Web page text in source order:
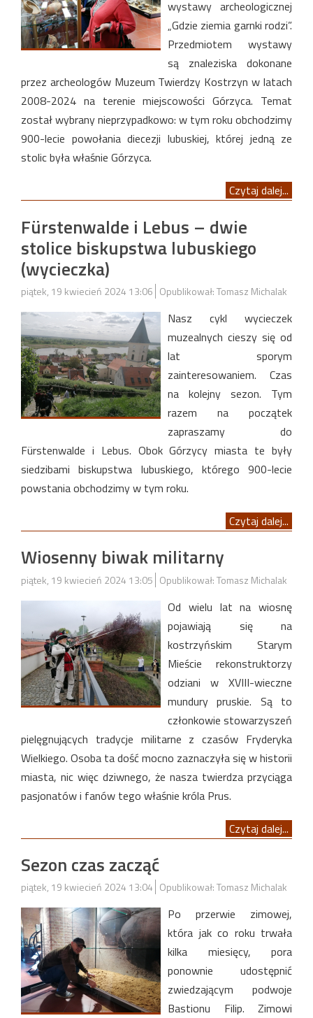
wystawy archeologicznej
„Gdzie ziemia garnki rodzi”.
Przedmiotem wystawy
są znaleziska dokonane
przez archeologów Muzeum Twierdzy Kostrzyn w latach
2008-2024 na terenie miejscowości Górzyca. Temat
został wybrany nieprzypadkowo: w tym roku obchodzimy
900-lecie powołania diecezji lubuskiej, której jedną ze
stolic była właśnie Górzyca.
Czytaj dalej...
Fürstenwalde i Lebus – dwie
stolice biskupstwa lubuskiego
(wycieczka)
piątek, 19 kwiecień 2024 13:06 Opublikował: Tomasz Michalak
Nasz cykl wycieczek
muzealnych cieszy się od
lat sporym
zainteresowaniem. Czas
na kolejny sezon. Tym
razem na początek
zapraszamy do
Fürstenwalde i Lebus. Obok Górzycy miasta te były
siedzibami biskupstwa lubuskiego, którego 900-lecie
powstania obchodzimy w tym roku.
Czytaj dalej...
Wiosenny biwak militarny
piątek, 19 kwiecień 2024 13:05 Opublikował: Tomasz Michalak
Od wielu lat na wiosnę
pojawiają się na
kostrzyńskim Starym
Mieście rekonstruktorzy
odziani w XVIII-wieczne
mundury pruskie. Są to
członkowie stowarzyszeń
pielęgnujących tradycje militarne z czasów Fryderyka
Wielkiego. Osoba ta dość mocno zaznaczyła się w historii
miasta, nic więc dziwnego, że nasza twierdza przyciąga
pasjonatów i fanów tego właśnie króla Prus.
Czytaj dalej...
Sezon czas zacząć
piątek, 19 kwiecień 2024 13:04 Opublikował: Tomasz Michalak
Po przerwie zimowej,
która jak co roku trwała
kilka miesięcy, pora
ponownie udostępnić
zwiedzającym podwoje
Bastionu Filip. Zimowi